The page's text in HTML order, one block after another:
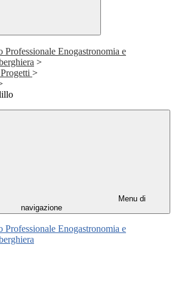
Enogastronomia e
>
>
Menu di
navigazione
Enogastronomia e